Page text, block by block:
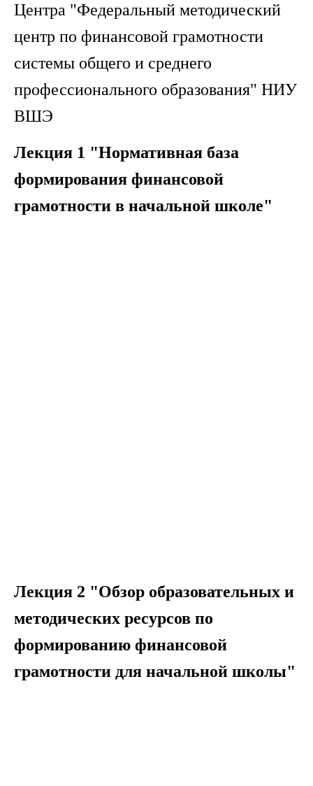
Центра "Федеральный методический
центр по финансовой грамотности
системы общего и среднего
профессионального образования" НИУ
ВШЭ
Лекция 1 "Нормативная база
формирования финансовой
грамотности в начальной школе"
Лекция 2 "Обзор образовательных и
методических ресурсов по
формированию финансовой
грамотности для начальной школы"